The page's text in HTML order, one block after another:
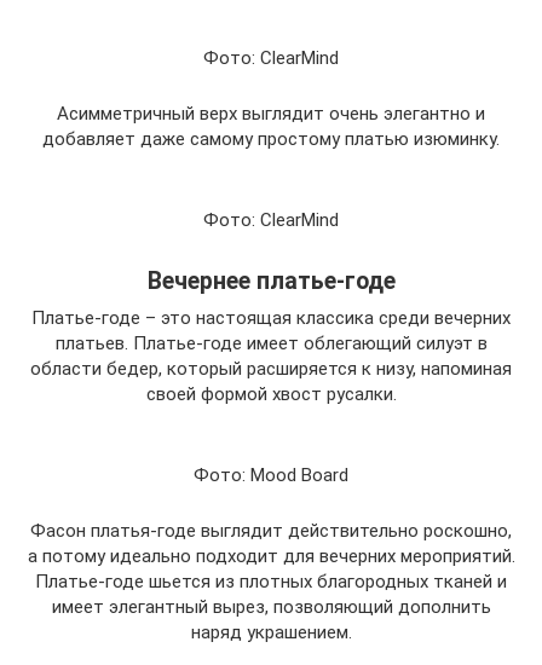
Фото: ClearMind
Асимметричный верх выглядит очень элегантно и
добавляет даже самому простому платью изюминку.
Фото: ClearMind
Вечернее платье-годе
Платье-годе – это настоящая классика среди вечерних
платьев. Платье-годе имеет облегающий силуэт в
области бедер, который расширяется к низу, напоминая
своей формой хвост русалки.
Фото: Mood Board
Фасон платья-годе выглядит действительно роскошно,
а потому идеально подходит для вечерних мероприятий.
Платье-годе шьется из плотных благородных тканей и
имеет элегантный вырез, позволяющий дополнить
наряд украшением.